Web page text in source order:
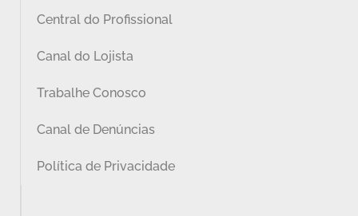
Central do Profissional
Canal do Lojista
Trabalhe Conosco
Canal de Denúncias
Política de Privacidade